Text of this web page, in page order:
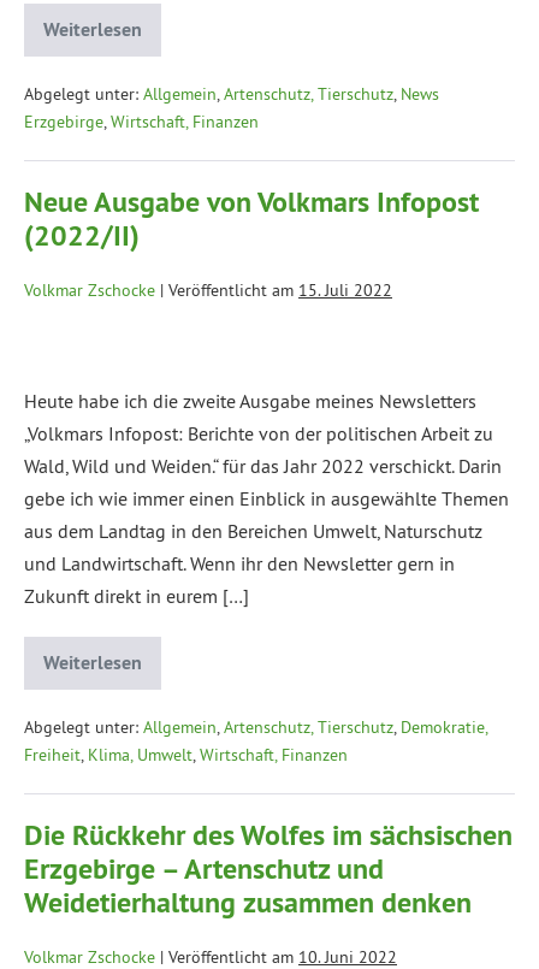
Weiterlesen
Abgelegt unter: Allgemein Artenschutz, Tierschutz News
Erzgebirge Wirtschaft, Finanzen
Neue Ausgabe von Volkmars Infopost
(2022/II)
Volkmar Zschocke | Veröffentlicht am 15. Juli 2022
Heute habe ich die zweite Ausgabe meines Newsletters
„Volkmars Infopost: Berichte von der politischen Arbeit zu
Wald, Wild und Weiden.“ für das Jahr 2022 verschickt. Darin
gebe ich wie immer einen Einblick in ausgewählte Themen
aus dem Landtag in den Bereichen Umwelt, Naturschutz
und Landwirtschaft. Wenn ihr den Newsletter gern in
Zukunft direkt in eurem […]
Weiterlesen
Abgelegt unter: Allgemein Artenschutz, Tierschutz Demokratie,
Freiheit Klima, Umwelt Wirtschaft, Finanzen
Die Rückkehr des Wolfes im sächsischen
Erzgebirge – Artenschutz und
Weidetierhaltung zusammen denken
Volkmar Zschocke | Veröffentlicht am 10. Juni 2022